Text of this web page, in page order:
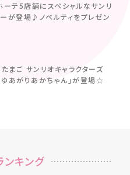
ーテ5店舗にスペシャルなサンリ
が登場♪ノベルティをプレゼン
たまご サンリオキャラクターズ
あがりあかちゃん」が登場☆
ンキング